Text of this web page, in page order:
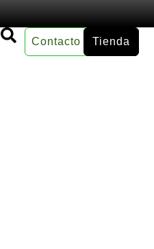
Contacto Tienda